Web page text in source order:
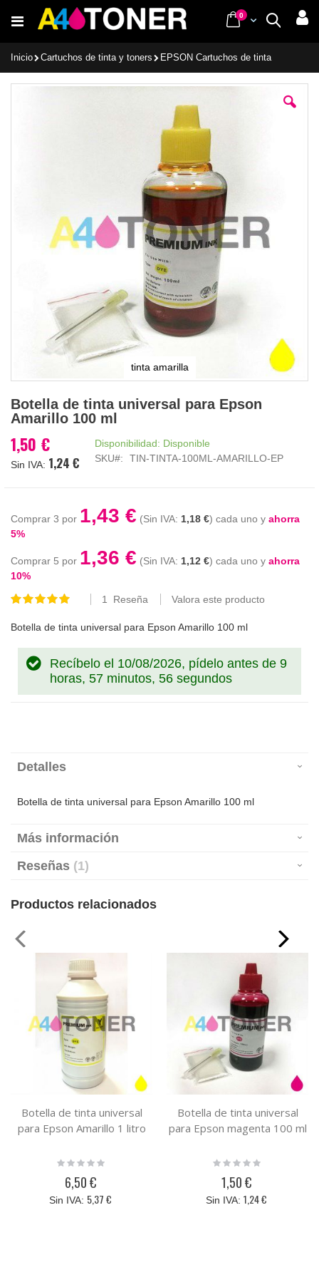
al
Buscar
Cart
0items
Inicio Cartuchos de tinta y toners EPSON Cartuchos de tinta
tinta amarilla
al
comienzo
la
galería
Botella de tinta universal para Epson
Amarillo 100 ml
1,50 €
1,24 €
Disponibilidad: Disponible
SKU
TIN-TINTA-100ML-AMARILLO-EP
Comprar 3 por 1,43 € 1,18 € cada uno y ahorra
5%
Comprar 5 por 1,36 € 1,12 € cada uno y ahorra
10%
Valoración:
1 Reseña Valora este producto
Botella de tinta universal para Epson Amarillo 100 ml
Recíbelo el 10/08/2026, pídelo antes de 9
horas, 57 minutos, 56 segundos
Detalles
Botella de tinta universal para Epson Amarillo 100 ml
Más información
Reseñas 1
Productos relacionados
Botella de tinta universal
para Epson Amarillo 1 litro
Rating:
6,50 €
5,37 €
Botella de tinta universal
para Epson magenta 100 ml
Rating:
1,50 €
1,24 €